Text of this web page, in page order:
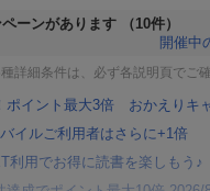
ーンがあります
（10件）
開催中
詳細条件は、必ず各説明頁でご確
ポイント最大3倍 おかえりキ
イルご利用者はさらに+1倍
利用でお得に読書を楽しもう♪